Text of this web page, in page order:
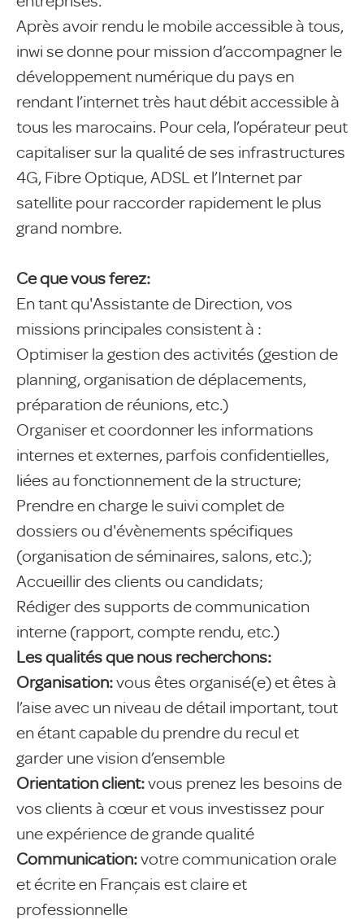
Après avoir rendu le mobile accessible à tous,
inwi se donne pour mission d’accompagner le
développement numérique du pays en
rendant l’internet très haut débit accessible à
tous les marocains. Pour cela, l’opérateur peut
capitaliser sur la qualité de ses infrastructures
4G, Fibre Optique, ADSL et l’Internet par
satellite pour raccorder rapidement le plus
grand nombre.
Ce que vous ferez:
En tant qu'Assistante de Direction, vos
missions principales consistent à :
Optimiser la gestion des activités (gestion de
planning, organisation de déplacements,
préparation de réunions, etc.)
Organiser et coordonner les informations
internes et externes, parfois confidentielles,
liées au fonctionnement de la structure;
Prendre en charge le suivi complet de
dossiers ou d'évènements spécifiques
(organisation de séminaires, salons, etc.);
Accueillir des clients ou candidats;
Rédiger des supports de communication
interne (rapport, compte rendu, etc.)
Les qualités que nous recherchons:
Organisation:vous êtes organisé(e) et êtes à
l’aise avec un niveau de détail important, tout
en étant capable du prendre du recul et
garder une vision d’ensemble
Orientation client:vous prenez les besoins de
vos clients à cœur et vous investissez pour
une expérience de grande qualité
Communication:votre communication orale
et écrite en Français est claire et
professionnelle